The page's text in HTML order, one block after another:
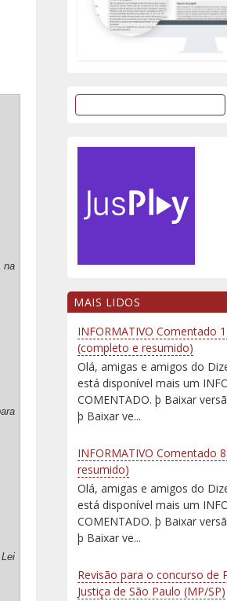
MAIS LIDOS
INFORMATIVO Comentado
(completo e resumido)
Olá, amigas e amigos do
está disponível mais um
COMENTADO. þ Baixar
þ Baixar ve...
INFORMATIVO Comentado
resumido)
Olá, amigas e amigos do
está disponível mais um
COMENTADO. þ Baixar
þ Baixar ve...
Revisão para o concurso de
Justiça de São Paulo (MP/SP)